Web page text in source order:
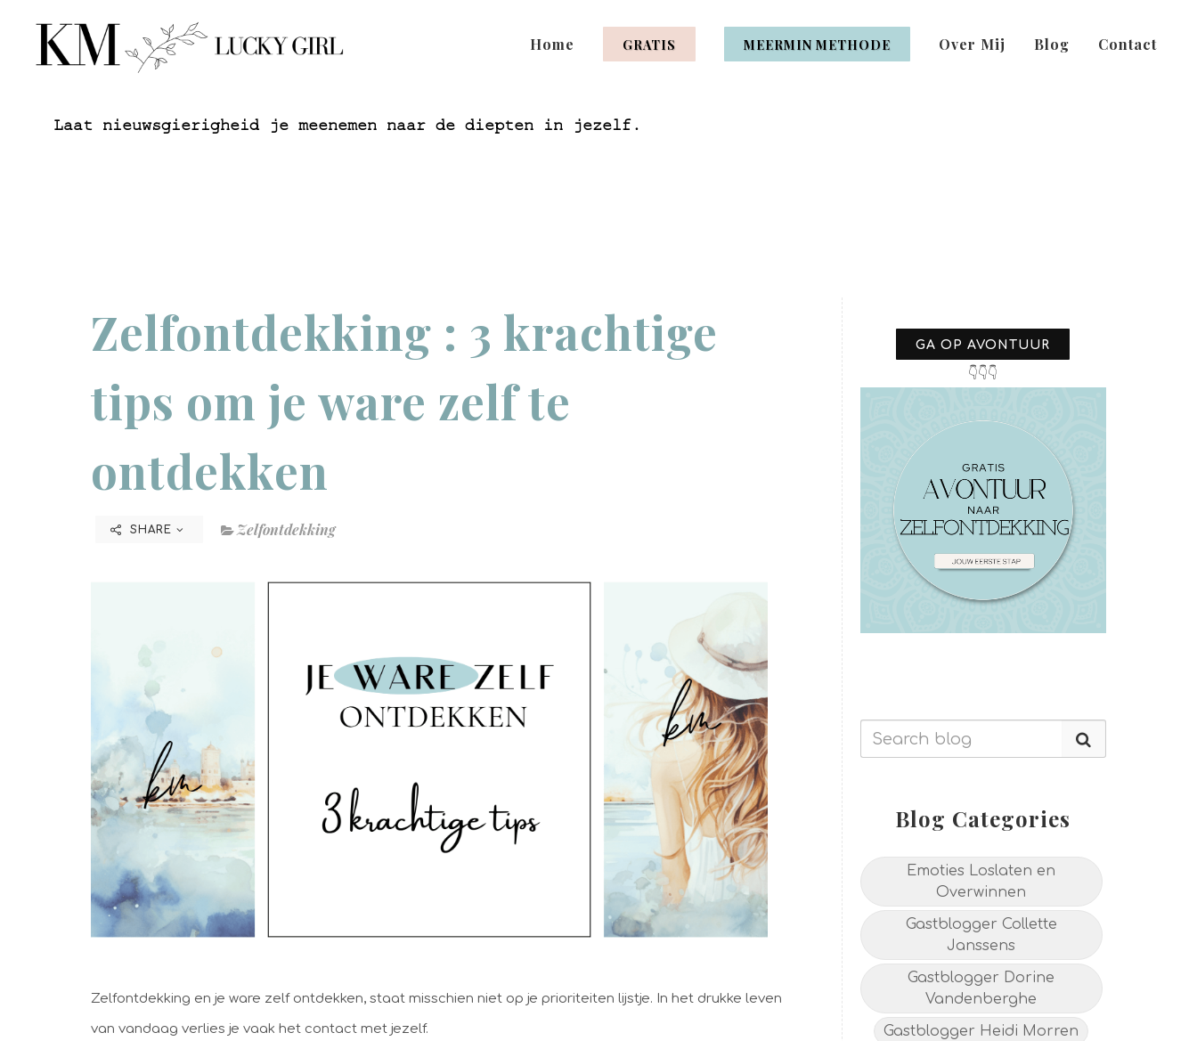
Home GRATIS MEERMIN METHODE Over Mij Blog Contact
Laat nieuwsgierigheid je meenemen naar de diepten in jezelf.
Zelfontdekking : 3 krachtige
tips om je ware zelf te
ontdekken
SHARE Zelfontdekking
Zelfontdekking en je ware zelf ontdekken, staat misschien niet op je prioriteiten lijstje. In het drukke leven
van vandaag verlies je vaak het contact met jezelf.
GA OP AVONTUUR
👇👇👇
Blog Categories
Emoties Loslaten en
Overwinnen
Gastblogger Collette
Janssens
Gastblogger Dorine
Vandenberghe
Gastblogger Heidi Morren